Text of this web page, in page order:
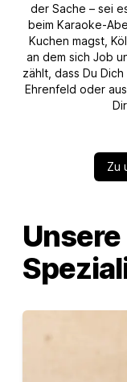
der Sache – sei
beim Karaoke-
Kuchen magst,
an dem sich Job
zählt, dass Du
Ehrenfeld oder
Zu
Unsere